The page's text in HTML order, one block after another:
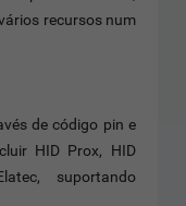
recursos num
de código pin e
HID Prox, HID
suportando